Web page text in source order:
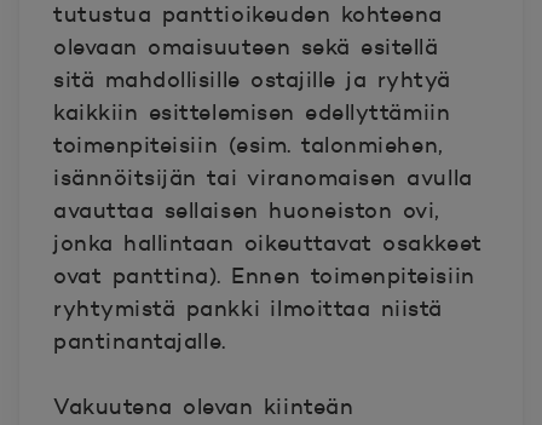
tutustua panttioikeuden kohteena
olevaan omaisuuteen sekä esitellä
sitä mahdollisille ostajille ja ryhtyä
kaikkiin esittelemisen edellyttämiin
toimenpiteisiin (esim. talonmiehen,
isännöitsijän tai viranomaisen avulla
avauttaa sellaisen huoneiston ovi,
jonka hallintaan oikeuttavat osakkeet
ovat panttina). Ennen toimenpiteisiin
ryhtymistä pankki ilmoittaa niistä
pantinantajalle.
Vakuutena olevan kiinteän